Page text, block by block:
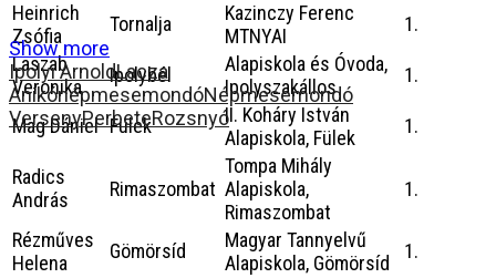
Heinrich
Zsófia
Tornalja
Kazinczy Ferenc
MTNYAI
1.
Laszab
Veronika
Ipolybél
Alapiskola és Óvoda,
Ipolyszakállos
1.
Mag Dániel Fülek
II. Koháry István
Alapiskola, Fülek
1.
Radics
András
Rimaszombat
Tompa Mihály
Alapiskola,
Rimaszombat
1.
Rézműves
Helena
Gömörsíd
Magyar Tannyelvű
Alapiskola, Gömörsíd
1.
Show more
Ipolyi ArnoldLacza
AnikónépmesemondóNépmesemondó
VersenyPerbeteRozsnyó